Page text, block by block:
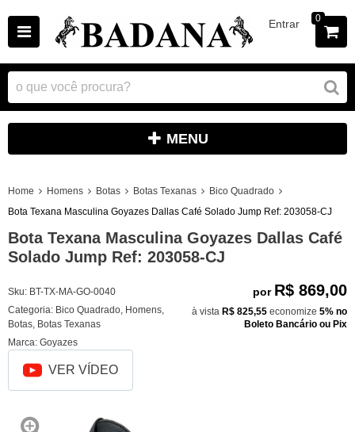
Entrar 0
MENU
Home Homens Botas Botas Texanas
Bico Quadrado
Bota Texana Masculina Goyazes Dallas Café Solado Jump Ref: 203058-CJ
Bota Texana Masculina Goyazes Dallas Café
Solado Jump Ref: 203058-CJ
Sku: BT-TX-MA-GO-0040
Categoria: Bico Quadrado Homens
Botas Botas Texanas
Marca: Goyazes
por R$ 869,00
à vista R$ 825,55 economize 5% no
Boleto Bancário ou Pix
VER VÍDEO